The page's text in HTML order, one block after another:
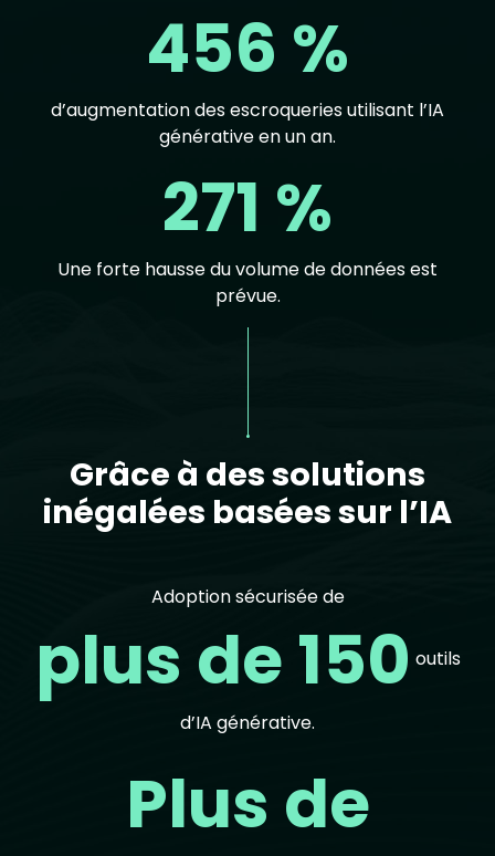
456 %
d’augmentation des escroqueries utilisant l’IA
générative en un an.
271 %
Une forte hausse du volume de données est
prévue.
Grâce à des solutions
inégalées basées sur l’IA
Adoption sécurisée de
plus de 150 outils
d’IA générative.
Plus de